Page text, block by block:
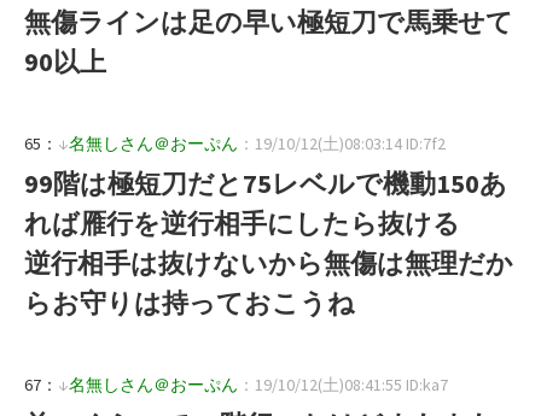
無傷ラインは足の早い極短刀で馬乗せて
90以上
65： ↓名無しさん＠おーぷん ：19/10/12(土)08:03:14 ID:7f2
99階は極短刀だと75レベルで機動150あ
れば雁行を逆行相手にしたら抜ける
逆行相手は抜けないから無傷は無理だか
らお守りは持っておこうね
67： ↓名無しさん＠おーぷん ：19/10/12(土)08:41:55 ID:ka7